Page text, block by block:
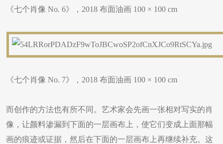
《七个肖像 No. 6》，2018 布面油画 100 × 100 cm
《七个肖像 No. 7》，2018 布面油画 100 × 100 cm
而创作的方法也有所不同。艺术家会先画一张相对写实的肖
像，让颜料渗漏到下面的一层画布上，使它们变成上面那幅
画的痕迹或证据，然后在下面的一层画布上再继续补充。这